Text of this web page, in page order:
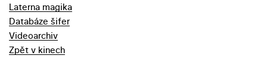
Laterna magika
Databáze šifer
Videoarchiv
Zpět v kinech